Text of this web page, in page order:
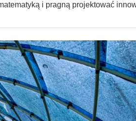
i pragną projektować